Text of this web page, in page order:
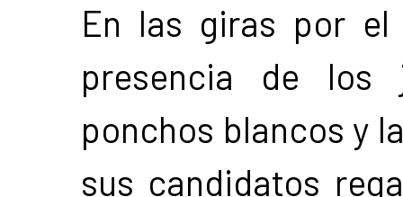
En las giras por
presencia de los
ponchos blancos y
sus candidatos